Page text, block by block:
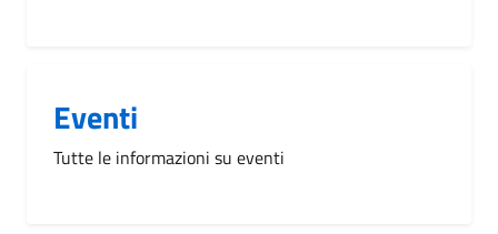
Eventi
Tutte le informazioni su eventi